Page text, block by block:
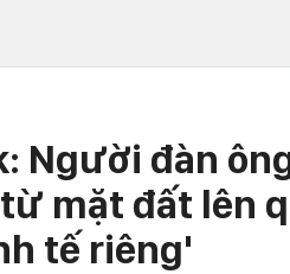
Người đàn
mặt đất lên
tế riêng'